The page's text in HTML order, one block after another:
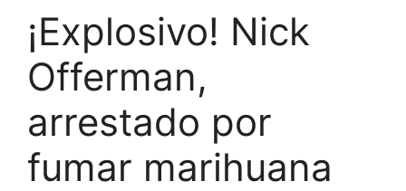
¡Explosivo! Nick
Offerman,
arrestado por
fumar marihuana